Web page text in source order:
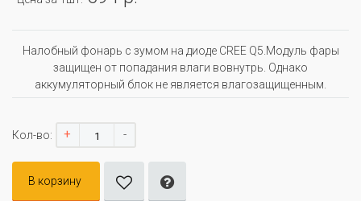
Налобный фонарь с зумом на диоде CREE Q5.Модуль фары
защищен от попадания влаги вовнутрь. Однако
аккумуляторный блок не является влагозащищенным.
Кол-во: + -
В корзину